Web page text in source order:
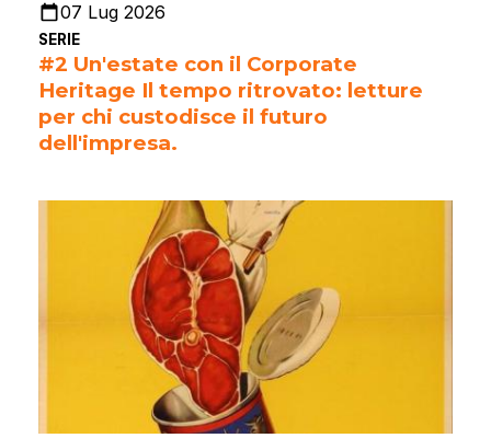
07 Lug 2026
SERIE
#2 Un'estate con il Corporate
Heritage Il tempo ritrovato: letture
per chi custodisce il futuro
dell'impresa.